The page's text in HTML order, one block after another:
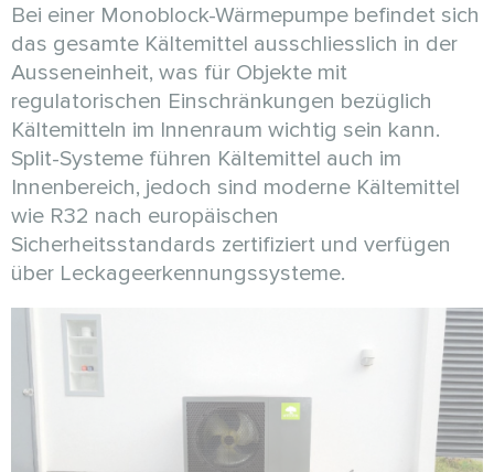
Bei einer Monoblock-Wärmepumpe befindet sich
das gesamte Kältemittel ausschliesslich in der
Ausseneinheit, was für Objekte mit
regulatorischen Einschränkungen bezüglich
Kältemitteln im Innenraum wichtig sein kann.
Split-Systeme führen Kältemittel auch im
Innenbereich, jedoch sind moderne Kältemittel
wie R32 nach europäischen
Sicherheitsstandards zertifiziert und verfügen
über Leckageerkennungssysteme.